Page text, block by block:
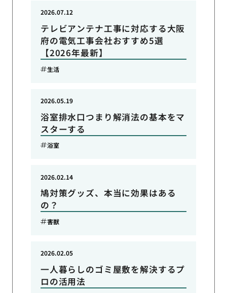
テレビアンテナ工事に対応する大阪
府の電気工事会社おすすめ5選
【2026年最新】
2026.07.12
生活
浴室排水口つまり解消法の基本をマ
スターする
2026.05.19
浴室
鳩対策グッズ、本当に効果はある
の？
2026.02.14
害獣
一人暮らしのゴミ屋敷を解決するプ
ロの活用法
2026.02.05